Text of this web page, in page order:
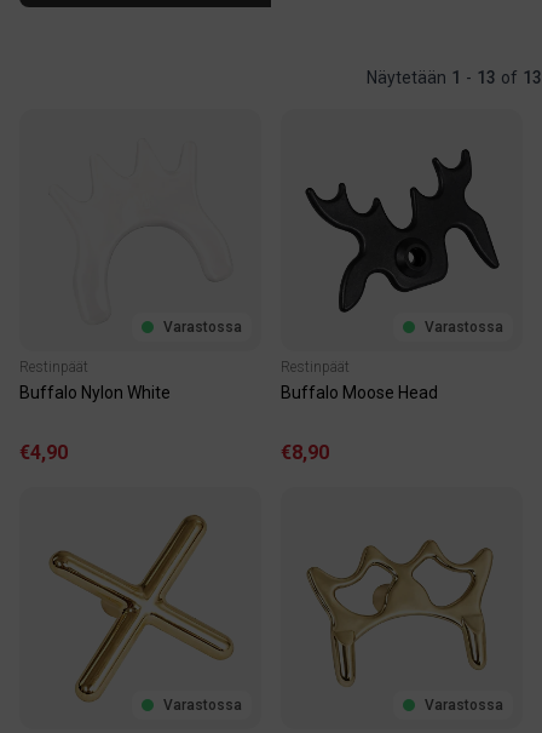
Näytetään 1 - 13 of 13
Varastossa
Restinpäät
Buffalo Nylon White
€4,90
Varastossa
Restinpäät
Buffalo Moose Head
€8,90
Varastossa Varastossa